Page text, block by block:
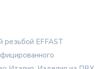
резьбой EFFAST